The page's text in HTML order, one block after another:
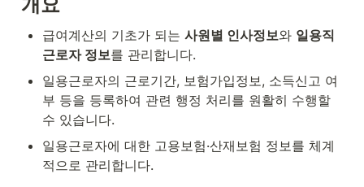
급여계산의 기초가 되는 사원별 인사정보와 일용직
근로자 정보를 관리합니다.
일용근로자의 근로기간, 보험가입정보, 소득신고 여
부 등을 등록하여 관련 행정 처리를 원활히 수행할
수 있습니다.
일용근로자에 대한 고용보험·산재보험 정보를 체계
적으로 관리합니다.